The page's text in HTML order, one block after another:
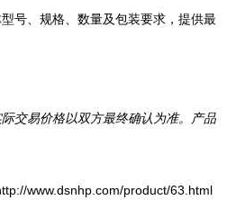
号、规格、数量及包装要求，提供最
交易价格以双方最终确认为准。产品
www.dsnhp.com/product/63.html